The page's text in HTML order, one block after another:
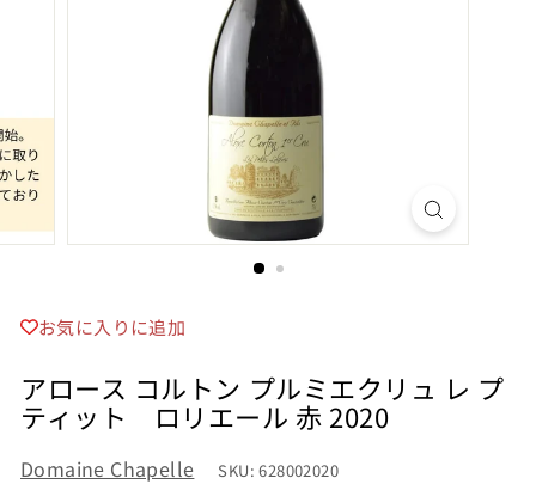
お気に入りに追加
アロース コルトン プルミエクリュ レ プ
ティット ロリエール 赤 2020
Domaine Chapelle SKU: 628002020